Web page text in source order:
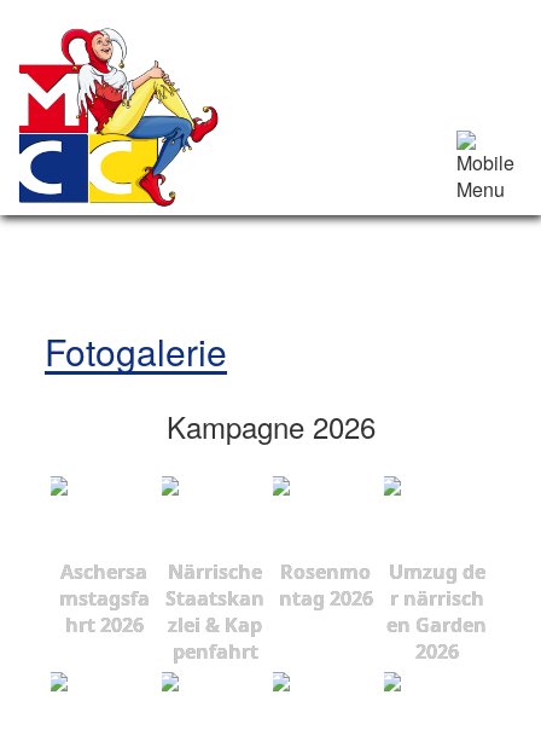
Fotogalerie
Kampagne 2026
Aschersa
mstagsfa
hrt 2026
Närrische
Staatskan
zlei & Kap
penfahrt
Rosenmo
ntag 2026
Umzug de
r närrisch
en Garden
2026